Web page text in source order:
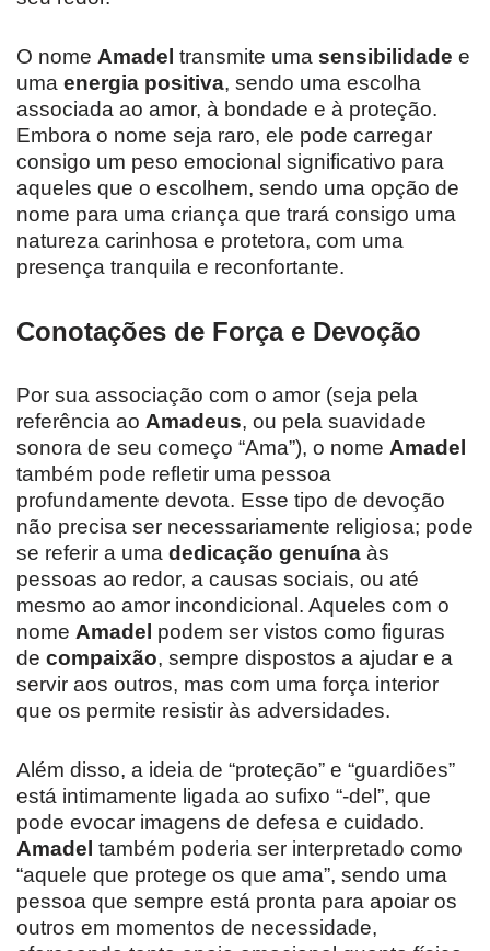
O nome Amadel transmite uma sensibilidade e
uma energia positiva, sendo uma escolha
associada ao amor, à bondade e à proteção.
Embora o nome seja raro, ele pode carregar
consigo um peso emocional significativo para
aqueles que o escolhem, sendo uma opção de
nome para uma criança que trará consigo uma
natureza carinhosa e protetora, com uma
presença tranquila e reconfortante.
Conotações de Força e Devoção
Por sua associação com o amor (seja pela
referência ao Amadeus, ou pela suavidade
sonora de seu começo “Ama”), o nome Amadel
também pode refletir uma pessoa
profundamente devota. Esse tipo de devoção
não precisa ser necessariamente religiosa; pode
se referir a uma dedicação genuína às
pessoas ao redor, a causas sociais, ou até
mesmo ao amor incondicional. Aqueles com o
nome Amadel podem ser vistos como figuras
de compaixão, sempre dispostos a ajudar e a
servir aos outros, mas com uma força interior
que os permite resistir às adversidades.
Além disso, a ideia de “proteção” e “guardiões”
está intimamente ligada ao sufixo “-del”, que
pode evocar imagens de defesa e cuidado.
Amadel também poderia ser interpretado como
“aquele que protege os que ama”, sendo uma
pessoa que sempre está pronta para apoiar os
outros em momentos de necessidade,